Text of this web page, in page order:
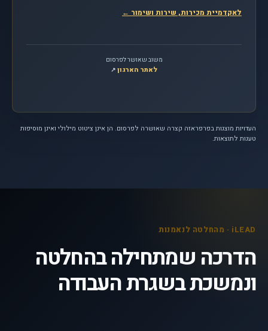
לאקדמיית מכירות, שירות ושימור ←
משוב שאושר לפרסום
לאתר הארגון ↗
העדויות מוצגות בפרפראזה קצרה שאושרה לפרסום. הן אינן ציטוט מילולי ואינן מוסיפות
טענות לתוצאות.
iLEAD · מהחלטה לנאמנות
הדרכה שמתחילה בהחלטה
ונמשכת בשגרת העבודה